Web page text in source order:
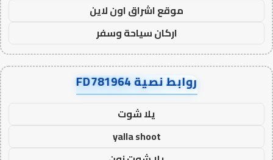
موقع اشراق اون لاين
اركان سياحة وسفر
روابط نصية FD781964
يلا شوت
yalla shoot